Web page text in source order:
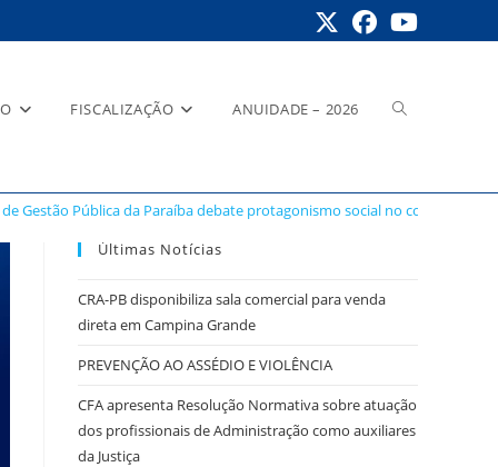
FISCALIZAÇÃO ANUIDADE – 2026 Alternar
pesquisa
site
Gestão Pública da Paraíba debate protagonismo social no controle das
Últimas Notícias
CRA-PB disponibiliza sala comercial para venda
direta em Campina Grande
PREVENÇÃO AO ASSÉDIO E VIOLÊNCIA
CFA apresenta Resolução Normativa sobre atuação
dos profissionais de Administração como auxiliares
da Justiça